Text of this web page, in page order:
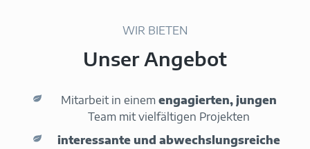
WIR BIETEN
Unser Angebot
Mitarbeit in einem engagierten, jungen
Team mit vielfältigen Projekten
interessante und abwechslungsreiche